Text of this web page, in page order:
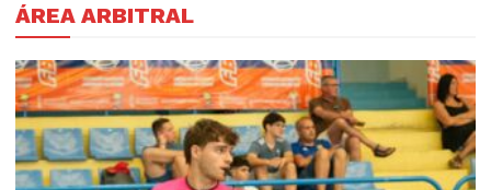
ÁREA ARBITRAL